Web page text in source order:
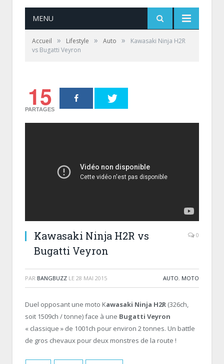
MENU
Accueil » Lifestyle » Auto »
Kawasaki Ninja H2R
vs Bugatti Veyron
15
PARTAGES
Kawasaki Ninja H2R vs
Bugatti Veyron
0
PAR BANGBUZZ LE 28 MAI 2015 AUTO, MOTO
Duel opposant une moto Kawasaki Ninja H2R (326ch,
soit 1509ch / tonne) face à une Bugatti Veyron
« classique » de 1001ch pour environ 2 tonnes. Un battle
de gros chevaux pour deux monstres de la route !